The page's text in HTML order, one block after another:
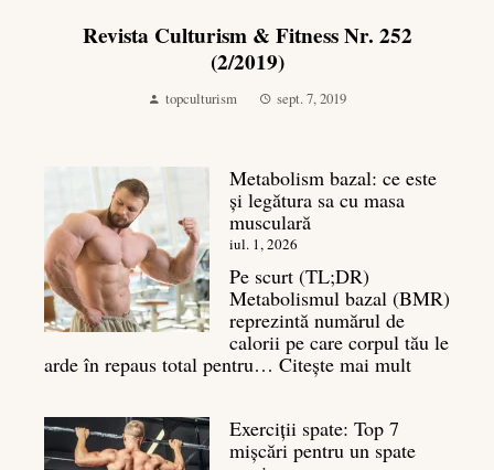
Revista Culturism & Fitness Nr. 252
(2/2019)
topculturism sept. 7, 2019
Metabolism bazal: ce este
și legătura sa cu masa
musculară
iul. 1, 2026
Pe scurt (TL;DR)
Metabolismul bazal (BMR)
reprezintă numărul de
calorii pe care corpul tău le
arde în repaus total pentru… Citește mai mult:
este
Exerciții spate: Top 7
mișcări pentru un spate